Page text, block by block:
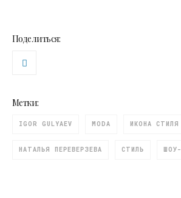
Поделиться:
Метки:
IGOR GULYAEV MODA ИКОНА СТИЛЯ
НАТАЛЬЯ ПЕРЕВЕРЗЕВА СТИЛЬ ШОУ-